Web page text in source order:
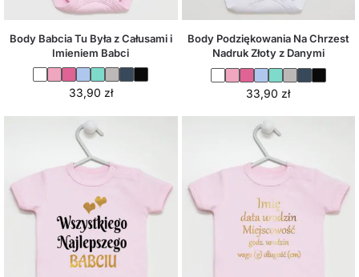
Body Babcia Tu Była z Całusami i
Imieniem Babci
33,90 zł
Body Podziękowania Na Chrzest
Nadruk Złoty z Danymi
33,90 zł